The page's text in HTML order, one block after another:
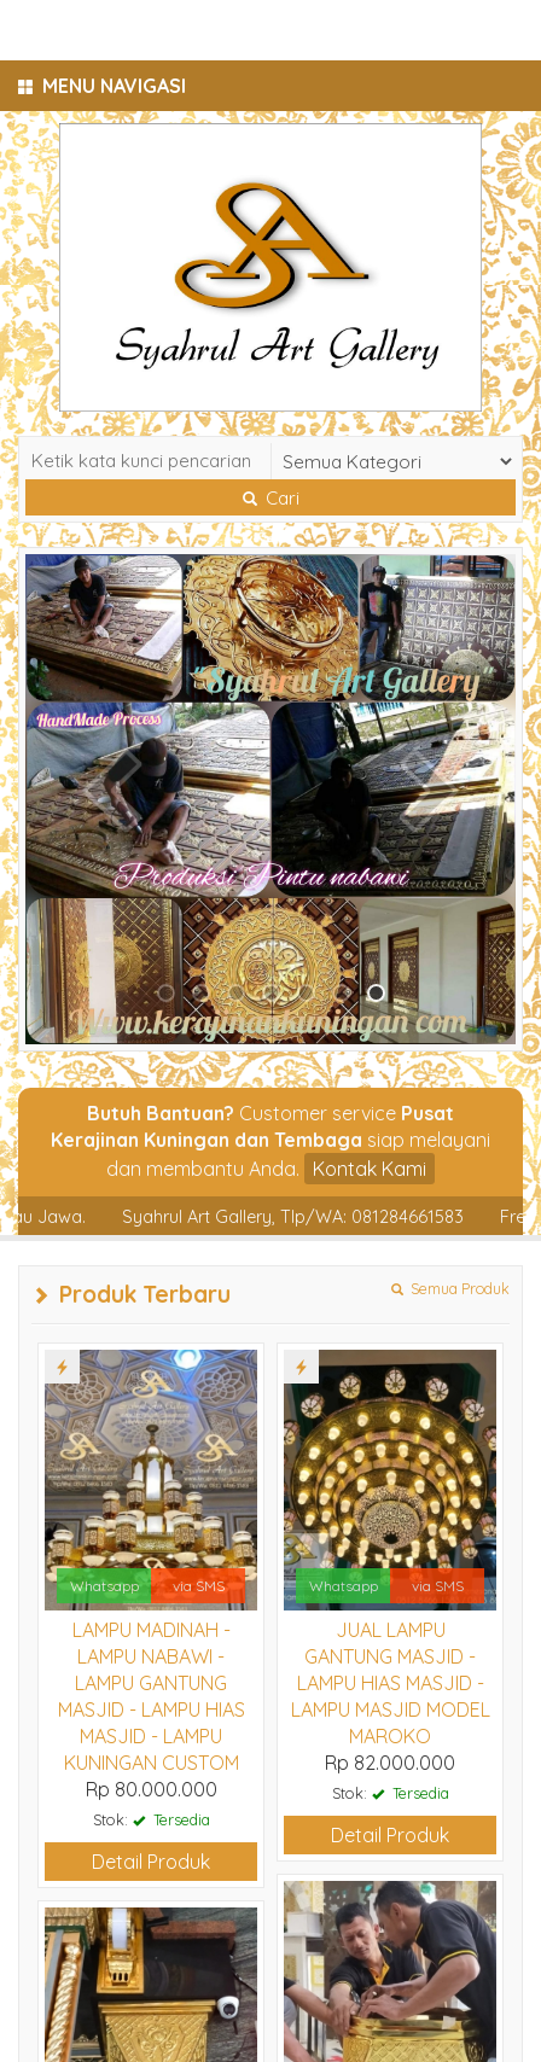
MENU NAVIGASI
Cari
Butuh Bantuan? Customer service Pusat
Kerajinan Kuningan dan Tembaga siap melayani
dan membantu Anda.
Kontak Kami
Syahrul Art Gallery, Tlp/WA: 081284661583 Free Ongkir &
Produk Terbaru Semua Produk
Whatsapp via SMS
LAMPU MADINAH -
LAMPU NABAWI -
LAMPU GANTUNG
MASJID - LAMPU HIAS
MASJID - LAMPU
KUNINGAN CUSTOM
Rp 80.000.000
Stok: Tersedia
Detail Produk
Whatsapp via SMS
JUAL LAMPU
GANTUNG MASJID -
LAMPU HIAS MASJID -
LAMPU MASJID MODEL
MAROKO
Rp 82.000.000
Stok: Tersedia
Detail Produk